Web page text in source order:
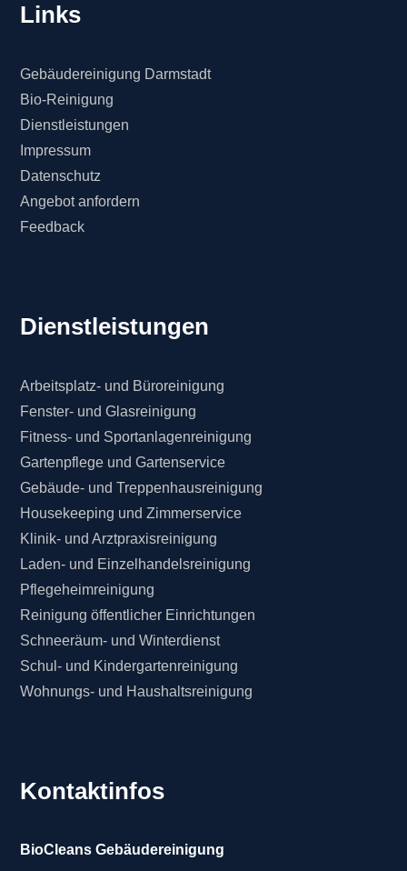
Links
Gebäudereinigung Darmstadt
Bio-Reinigung
Dienstleistungen
Impressum
Datenschutz
Angebot anfordern
Feedback
Dienstleistungen
Arbeitsplatz- und Büroreinigung
Fenster- und Glasreinigung
Fitness- und Sportanlagenreinigung
Gartenpflege und Gartenservice
Gebäude- und Treppenhausreinigung
Housekeeping und Zimmerservice
Klinik- und Arztpraxisreinigung
Laden- und Einzelhandelsreinigung
Pflegeheimreinigung
Reinigung öffentlicher Einrichtungen
Schneeräum- und Winterdienst
Schul- und Kindergartenreinigung
Wohnungs- und Haushaltsreinigung
Kontaktinfos
BioCleans Gebäudereinigung